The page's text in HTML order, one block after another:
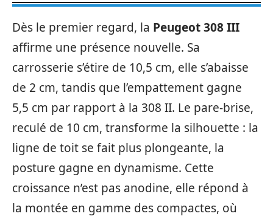
Dès le premier regard, la Peugeot 308 III
affirme une présence nouvelle. Sa
carrosserie s’étire de 10,5 cm, elle s’abaisse
de 2 cm, tandis que l’empattement gagne
5,5 cm par rapport à la 308 II. Le pare-brise,
reculé de 10 cm, transforme la silhouette : la
ligne de toit se fait plus plongeante, la
posture gagne en dynamisme. Cette
croissance n’est pas anodine, elle répond à
la montée en gamme des compactes, où